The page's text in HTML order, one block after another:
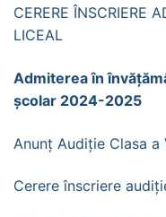
CERERE ÎNSCRIERE
LICEAL
Admiterea în
școlar 2024-2025
Anunț Audiție Clasa
Cerere înscriere